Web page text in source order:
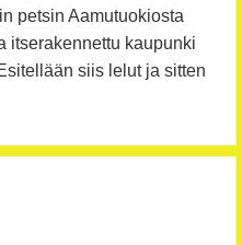
petsin Aamutuokiosta
itserakennettu kaupunki
siis lelut ja sitten